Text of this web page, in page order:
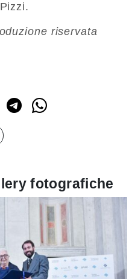
riservata
fotografiche